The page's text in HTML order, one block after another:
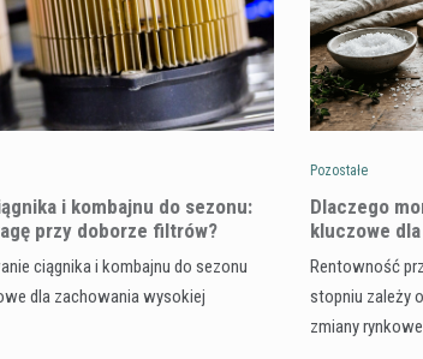
i kombajnu do sezonu:
przy doborze filtrów?
ciągnika i kombajnu do sezonu
dla zachowania wysokiej
Pozostałe
Dlaczego
kluczowe
Rentowność
stopniu zależy
zmiany